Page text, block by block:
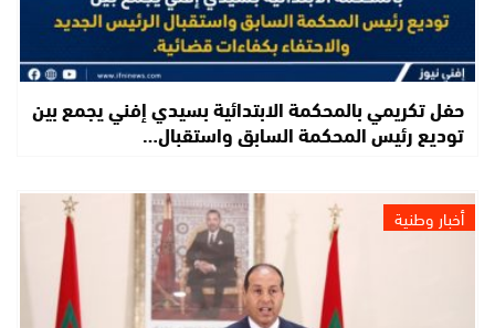
حفل تكريمي بالمحكمة الابتدائية بسيدي إفني يجمع بين
توديع رئيس المحكمة السابق واستقبال…
أخبار وطنية